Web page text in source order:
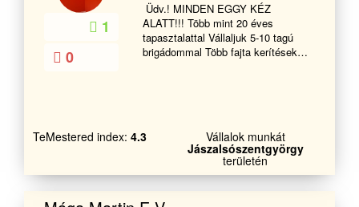
1
0
Üdv.! MINDEN EGGY KÉZ
ALATT!!! Több mint 20 éves
tapasztalattal Vállaljuk 5-10 tagú
brigádommal Több fajta kerítések
felújítás és javítását ,Penészes
falak,Salétromos falak
innyektálását.Tovabbá Támfalak
építését és bontását terasz építését
TeMestered index: 4.3 Vállalok munkát
Jászalsószentgyörgy
területén